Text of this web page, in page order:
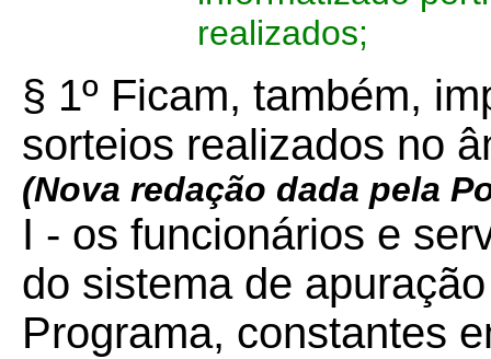
realizados;
§ 1º Ficam, também,
sorteios realizados no
(Nova redação dada pela
I - os funcionários e
do sistema de
Programa, constantes